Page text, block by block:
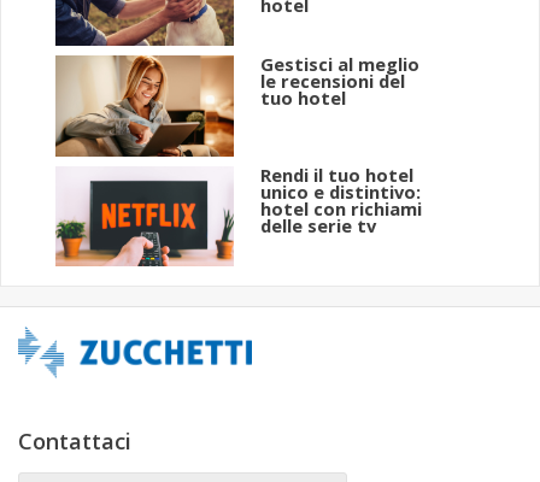
hotel
Gestisci al meglio
le recensioni del
tuo hotel
Rendi il tuo hotel
unico e distintivo:
hotel con richiami
delle serie tv
Contattaci